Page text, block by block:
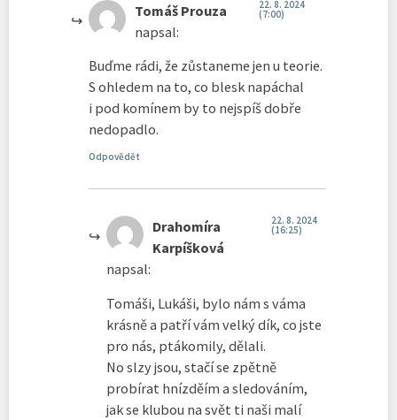
Tomáš Prouza
napsal:
22. 8. 2024
(7:00)
Buďme rádi, že zůstaneme jen u teorie.
S ohledem na to, co blesk napáchal
i pod komínem by to nejspíš dobře
nedopadlo.
Odpovědět
Drahomíra
Karpíšková
napsal:
22. 8. 2024
(16:25)
Tomáši, Lukáši, bylo nám s váma
krásně a patří vám velký dík, co jste
pro nás, ptákomily, dělali.
No slzy jsou, stačí se zpětně
probírat hnízděím a sledováním,
jak se klubou na svět ti naši malí